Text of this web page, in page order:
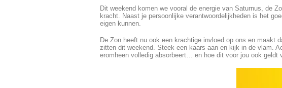
Dit weekend komen we vooral de energie van Saturnus, de
kracht. Naast je persoonlijke verantwoordelijkheden is het
eigen kunnen.
De Zon heeft nu ook een krachtige invloed op ons en maakt
zitten dit weekend. Steek een kaars aan en kijk in de vlam.
eromheen volledig absorbeert… en hoe dit voor jou ook geldt